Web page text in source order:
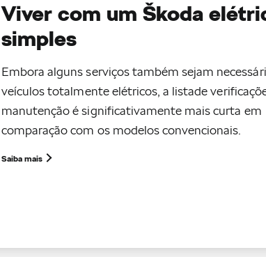
Viver com um Škoda
simples
Embora alguns serviços também sejam
veículos totalmente elétricos, a listade
manutenção é significativamente mais curta em
comparação com os modelos convencionais.
Saiba mais